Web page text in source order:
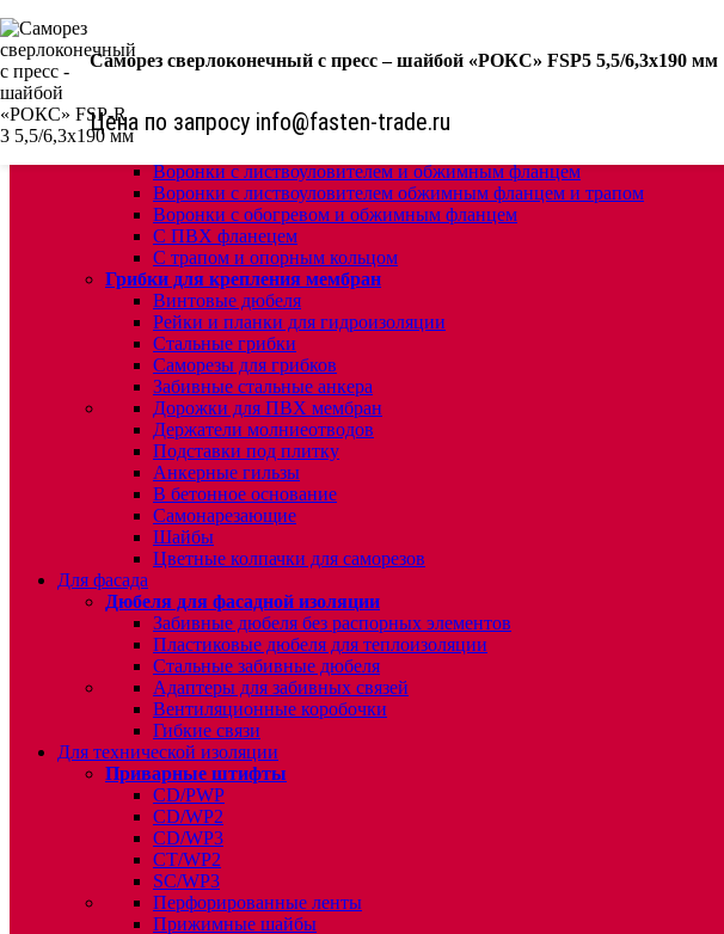
КРЕПЕЖ:
Для кровли
Комплектующие для кровельных воронок
Ремонтные кровельные воронки
Воронки с листвоуловителем и обжимным фланцем
Воронки с листвоуловителем обжимным фланцем и трапом
Воронки с обогревом и обжимным фланцем
С ПВХ фланецем
С трапом и опорным кольцом
Грибки для крепления мембран
Винтовые дюбеля
Рейки и планки для гидроизоляции
Стальные грибки
Саморезы для грибков
Забивные стальные анкера
Дорожки для ПВХ мембран
Держатели молниеотводов
Подставки под плитку
Анкерные гильзы
В бетонное основание
Самонарезающие
Шайбы
Цветные колпачки для саморезов
Для фасада
Дюбеля для фасадной изоляции
Забивные дюбеля без распорных элементов
Пластиковые дюбеля для теплоизоляции
Стальные забивные дюбеля
Адаптеры для забивных связей
Вентиляционные коробочки
Гибкие связи
Для технической изоляции
Приварные штифты
CD/PWP
CD/WP2
CD/WP3
CT/WP2
SC/WP3
Перфорированные ленты
Прижимные шайбы
Саморез сверлоконечный с пресс – шайбой «РОКС» FSP5 5,5/6,3х190 мм
Цена по запросу info@fasten-trade.ru